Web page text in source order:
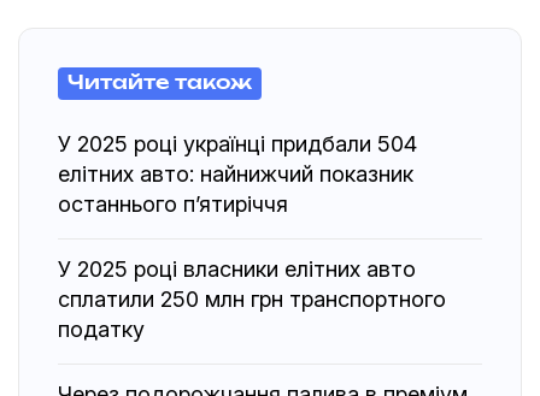
Читайте також
У 2025 році українці придбали 504
елітних авто: найнижчий показник
останнього п’ятиріччя
У 2025 році власники елітних авто
сплатили 250 млн грн транспортного
податку